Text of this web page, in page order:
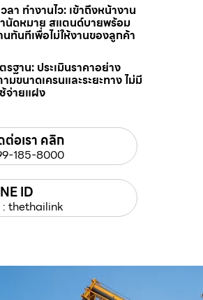
ลา ทำงานไว: เข้าถึงหน้างาน
นัดหมาย สแตนด์บายพร้อม
ทันทีเพื่อไม่ให้งานของลูกค้า
รฐาน: ประเมินราคาอย่าง
ามขนาดเครนและระยะทาง ไม่มี
จ่ายแฝง
ต่อเรา คลิก
185-8000
ID
: thethailink